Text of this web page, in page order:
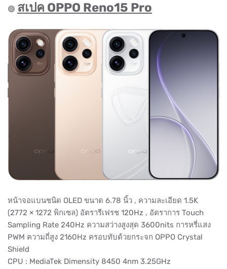
🟢 สเปค OPPO Reno15 Pro
หน้าจอแบนชนิด OLED ขนาด 6.78 นิ้ว , ความละเอียด 1.5K
(2772 × 1272 พิกเซล) อัตรารีเฟรช 120Hz , อัตราการ Touch
Sampling Rate 240Hz ความสว่างสูงสุด 3600nits การหรี่แสง
PWM ความถี่สูง 2160Hz ครอบทับด้วยกระจก OPPO Crystal
Shield
CPU : MediaTek Dimensity 8450 4nm 3.25GHz